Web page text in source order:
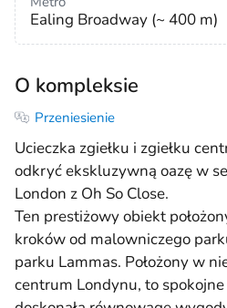
Ealing Broadway (~ 400 m)
O kompleksie
Przeniesienie
Ucieczka zgiełku i zgiełku
odkryć ekskluzywną oazę w
London z Oh So Close.
Ten prestiżowy obiekt
kroków od malowniczego
parku Lammas. Położony w
centrum Londynu, to